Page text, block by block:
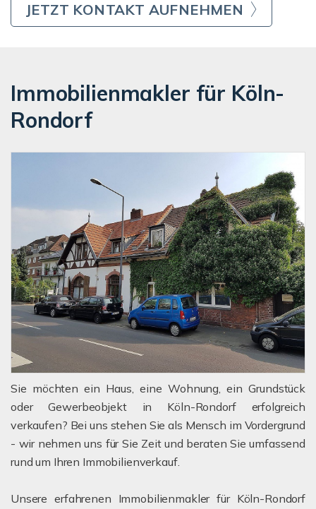
JETZT KONTAKT AUFNEHMEN
Immobilienmakler für Köln-
Rondorf
Sie möchten ein Haus, eine Wohnung, ein Grundstück
oder Gewerbeobjekt in Köln-Rondorf erfolgreich
verkaufen? Bei uns stehen Sie als Mensch im Vordergrund
- wir nehmen uns für Sie Zeit und beraten Sie umfassend
rund um Ihren Immobilienverkauf.
Unsere erfahrenen Immobilienmakler für Köln-Rondorf